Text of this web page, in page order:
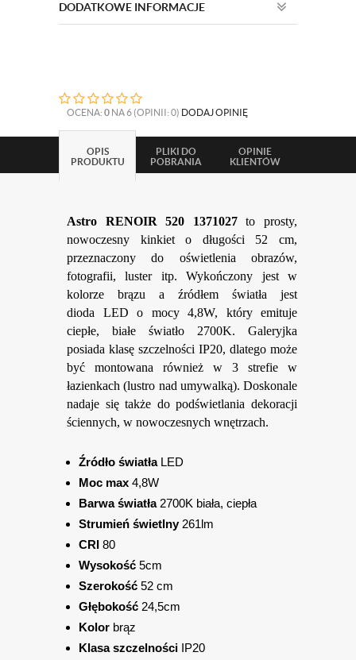
DODATKOWE INFORMACJE
OCENA: 0 NA 6 (OPINII: 0) DODAJ OPINIĘ
OPIS
PRODUKTU
PLIKI DO
POBRANIA
OPINIE
KLIENTÓW
Astro RENOIR 520 1371027to prosty,
nowoczesny kinkiet o długości 52 cm,
przeznaczony do oświetlenia obrazów,
fotografii, luster itp. Wykończony jest w
kolorze brązu a źródłem światła jest
dioda LED o mocy 4,8W, który emituje
ciepłe, białe światło 2700K. Galeryjka
posiada klasę szczelności IP20, dlatego może
być montowana również w 3 strefie w
łazienkach (lustro nad umywalką). Doskonale
nadaje się także do podświetlania dekoracji
ściennych, w nowoczesnych wnętrzach.
Źródło światłaLED
Moc max 4,8W
Barwa światła2700K biała, ciepła
Strumień świetlny261lm
CRI 80
Wysokość 5cm
Szerokość 52 cm
Głębokość 24,5cm
Kolor brąz
Klasa szczelności IP20